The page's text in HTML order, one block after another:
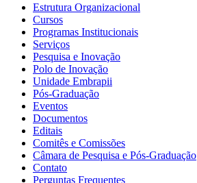
Estrutura Organizacional
Cursos
Programas Institucionais
Serviços
Pesquisa e Inovação
Polo de Inovação
Unidade Embrapii
Pós-Graduação
Eventos
Documentos
Editais
Comitês e Comissões
Câmara de Pesquisa e Pós-Graduação
Contato
Perguntas Frequentes